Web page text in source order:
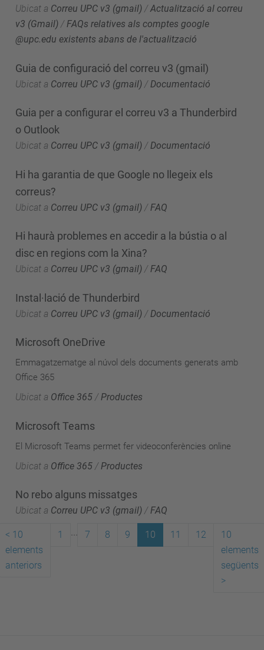
Ubicat a Correu UPC v3 (gmail) /Actualització al correu
v3 (Gmail) /FAQs relatives als comptes google
@upc.edu existents abans de l'actualització
Guia de configuració del correu v3 (gmail)
Ubicat a Correu UPC v3 (gmail) / Documentació
Guia per a configurar el correu v3 a Thunderbird
o Outlook
Ubicat a Correu UPC v3 (gmail) /Documentació
Hi ha garantia de que Google no llegeix els
correus?
Ubicat a Correu UPC v3 (gmail) / FAQ
Hi haurà problemes en accedir a la bústia o al
disc en regions com la Xina?
Ubicat a Correu UPC v3 (gmail) /FAQ
Instal·lació de Thunderbird
Ubicat a Correu UPC v3 (gmail) / Documentació
Microsoft OneDrive
Emmagatzematge al núvol dels documents generats amb
Office 365
Ubicat a Office 365 /Productes
Microsoft Teams
El Microsoft Teams permet fer videoconferències online
Ubicat a Office 365 / Productes
No rebo alguns missatges
Ubicat a Correu UPC v3 (gmail) /FAQ
< 10
elements
anteriors
1 7 8 9 10 11 12
10
elements
següents
>